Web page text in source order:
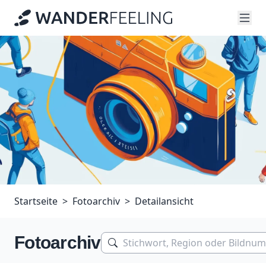
Startseite Fotoarchiv Detailansicht
Fotoarchiv